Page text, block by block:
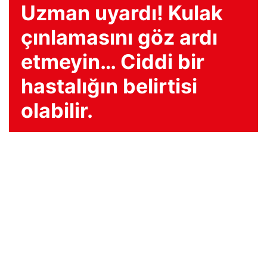
Uzman uyardı! Kulak
çınlamasını göz ardı
etmeyin… Ciddi bir
hastalığın belirtisi
olabilir.